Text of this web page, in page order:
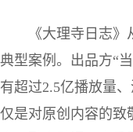
《大理寺日志
典型案例。出品方“
有超过2.5亿播放量
仅是对原创内容的致